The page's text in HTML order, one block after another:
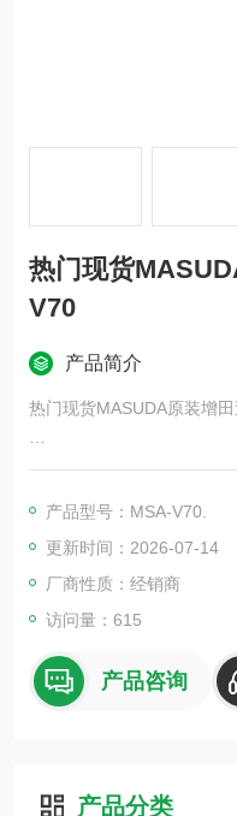
热门现货
V70
产品简介
热门现货MASUDA原装增
日本MASUDA增田制作所
产品型号：MSA-V70.
更新时间：2026-07-14
厂商性质：经销商
访问量：615
产品咨询
产品分类